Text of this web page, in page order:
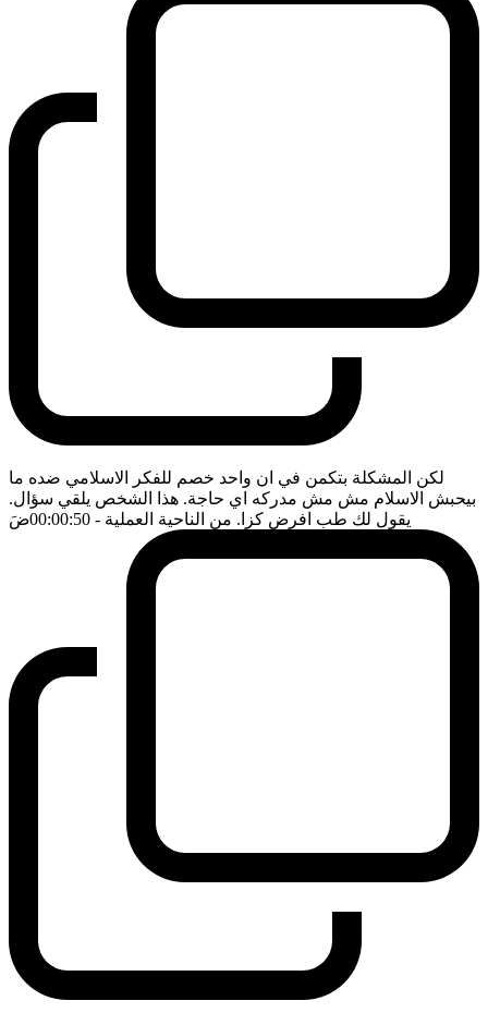
لكن المشكلة بتكمن في ان واحد خصم للفكر الاسلامي ضده ما
بيحبش الاسلام مش مش مدركه اي حاجة. هذا الشخص يلقي سؤال.
يقول لك طب افرض كزا. من الناحية العملية - 00:00:50 ضَ